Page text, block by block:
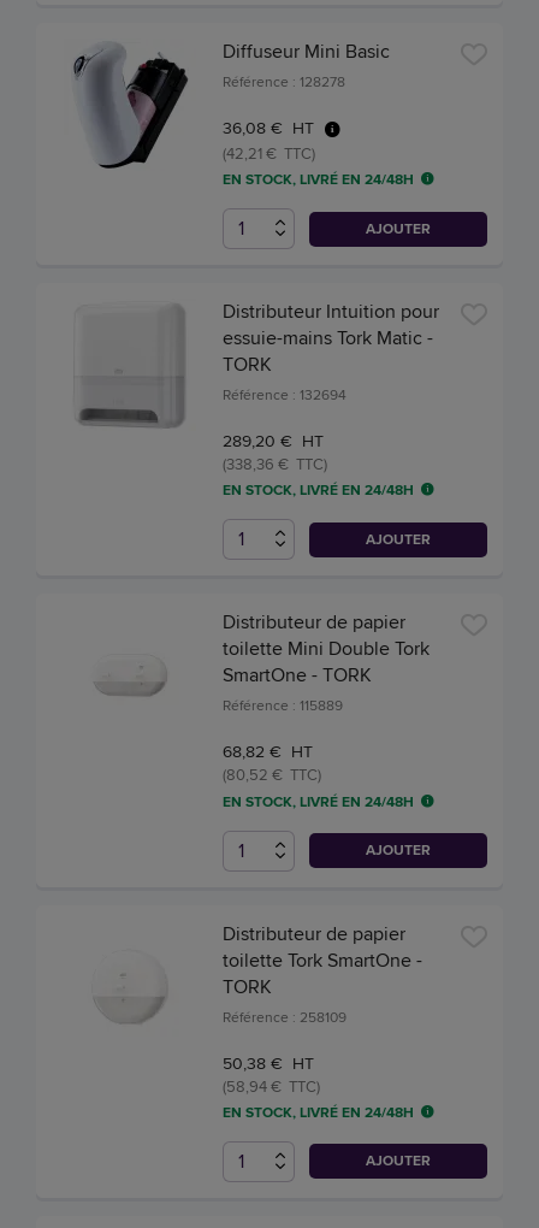
Diffuseur Mini Basic
Référence : 128278
36,08 € HT
(42,21 € TTC)
EN STOCK, LIVRÉ EN 24/48H
AJOUTER
Distributeur Intuition pour
essuie-mains Tork Matic -
TORK
Référence : 132694
289,20 € HT
(338,36 € TTC)
EN STOCK, LIVRÉ EN 24/48H
AJOUTER
Distributeur de papier
toilette Mini Double Tork
SmartOne - TORK
Référence : 115889
68,82 € HT
(80,52 € TTC)
EN STOCK, LIVRÉ EN 24/48H
AJOUTER
Distributeur de papier
toilette Tork SmartOne -
TORK
Référence : 258109
50,38 € HT
(58,94 € TTC)
EN STOCK, LIVRÉ EN 24/48H
AJOUTER